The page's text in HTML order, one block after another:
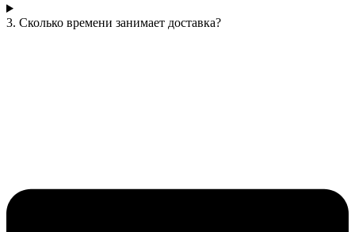
3. Сколько времени занимает доставка?